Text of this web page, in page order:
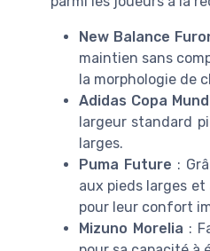
New Balance
maintien sans
la morphologie de
Adidas Copa
largeur standard
larges.
Puma Future :
aux pieds larges
pour leur confort
Mizuno Morelia :